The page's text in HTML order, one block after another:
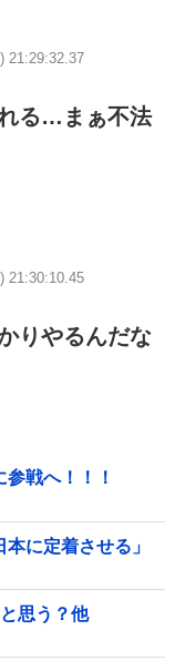
21:29:32.37
る…まぁ不法
21:30:10.45
りやるんだな
戦へ！！！
に定着させる」
思う？他